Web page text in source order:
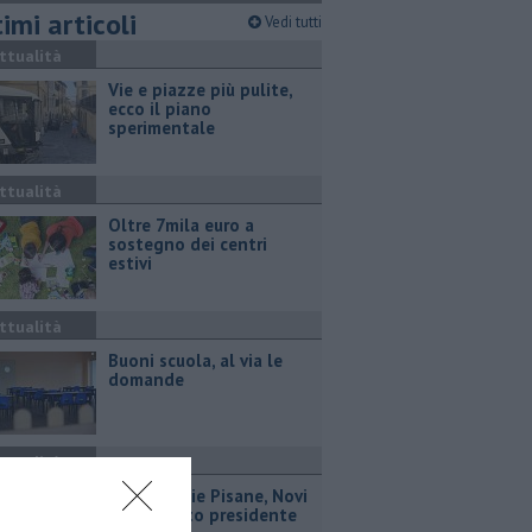
articoli Vedi tutti
Vie e piazze più pulite,
ecco il piano
sperimentale
Oltre 7mila euro a
sostegno dei centri
estivi
Buoni scuola, al via le
domande
Misericordie Pisane, Novi
confermato presidente